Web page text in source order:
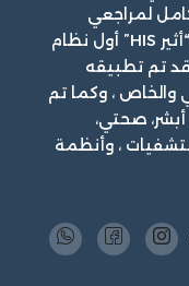
لمراجعي
العيادات والمراكز الطبية. ويعد نظام “أثير HIS” أول نظام
تم تطبيقه
والخاص ، وكما تم
صحتي،
، وأنظمة